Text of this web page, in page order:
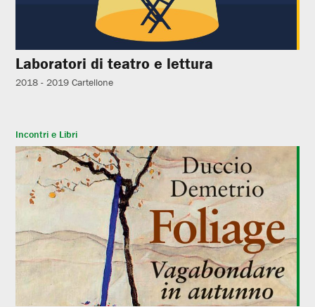
Laboratori di teatro e lettura
2018 - 2019 Cartellone
Incontri e Libri